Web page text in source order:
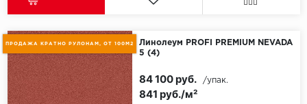
ПРОДАЖА КРАТНО РУЛОНАМ, ОТ 100М2
Линолеум PROFI PREMIUM NEVADA
5 (4)
841 руб./м²
84 100 руб. /упак.